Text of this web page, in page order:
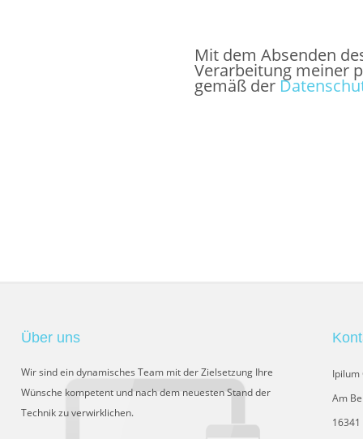
Mit dem Absenden
Verarbeitung meiner
gemäß der
Über uns
Wir sind ein dynamisches Team mit der Zielsetzung Ihre
Wünsche kompetent und nach dem neuesten Stand der
Technik zu verwirklichen.
Ipilum
Am